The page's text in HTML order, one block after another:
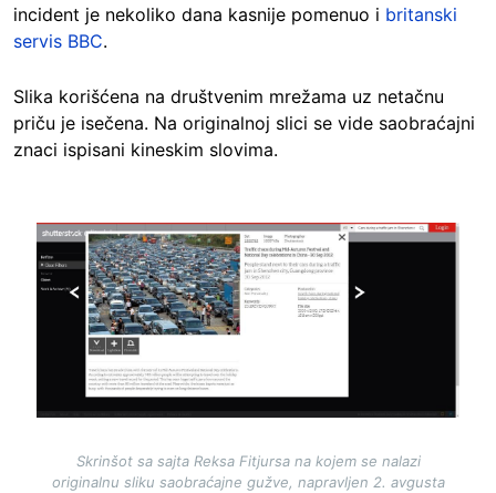
incident je nekoliko dana kasnije pomenuo i britanski
servis BBC.
Slika korišćena na društvenim mrežama uz netačnu
priču je isečena. Na originalnoj slici se vide saobraćajni
znaci ispisani kineskim slovima.
Image
Skrinšot sa sajta Reksa Fitjursa na kojem se nalazi
originalnu sliku saobraćajne gužve, napravljen 2. avgusta